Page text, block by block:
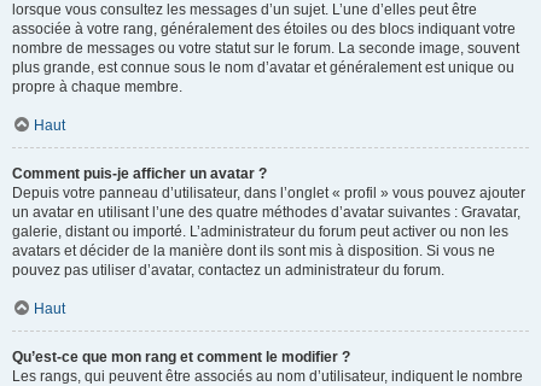
lorsque vous consultez les messages d’un sujet. L’une d’elles peut être
associée à votre rang, généralement des étoiles ou des blocs indiquant votre
nombre de messages ou votre statut sur le forum. La seconde image, souvent
plus grande, est connue sous le nom d’avatar et généralement est unique ou
propre à chaque membre.
Haut
Comment puis-je afficher un avatar ?
Depuis votre panneau d’utilisateur, dans l’onglet « profil » vous pouvez ajouter
un avatar en utilisant l’une des quatre méthodes d’avatar suivantes : Gravatar,
galerie, distant ou importé. L’administrateur du forum peut activer ou non les
avatars et décider de la manière dont ils sont mis à disposition. Si vous ne
pouvez pas utiliser d’avatar, contactez un administrateur du forum.
Haut
Qu’est-ce que mon rang et comment le modifier ?
Les rangs, qui peuvent être associés au nom d’utilisateur, indiquent le nombre